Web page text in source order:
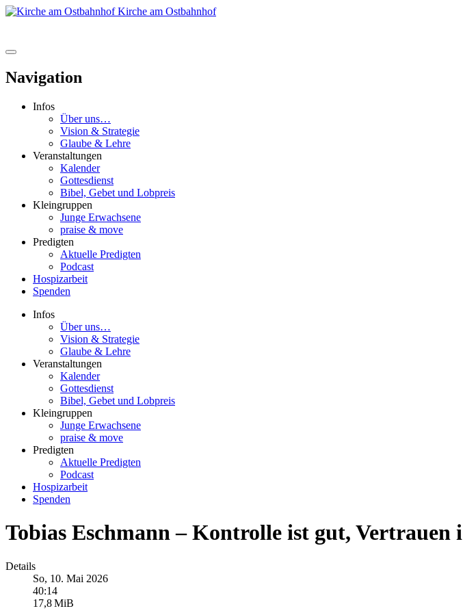
Kirche am Ostbahnhof
Navigation
Infos
Über uns…
Vision & Strategie
Glaube & Lehre
Veranstaltungen
Kalender
Gottesdienst
Bibel, Gebet und Lobpreis
Kleingruppen
Junge Erwachsene
praise & move
Predigten
Aktuelle Predigten
Podcast
Hospizarbeit
Spenden
Infos
Über uns…
Vision & Strategie
Glaube & Lehre
Veranstaltungen
Kalender
Gottesdienst
Bibel, Gebet und Lobpreis
Kleingruppen
Junge Erwachsene
praise & move
Predigten
Aktuelle Predigten
Podcast
Hospizarbeit
Spenden
Tobias Eschmann – Kontrolle ist gut, Vertrauen i
Details
So, 10. Mai 2026
40:14
17,8 MiB